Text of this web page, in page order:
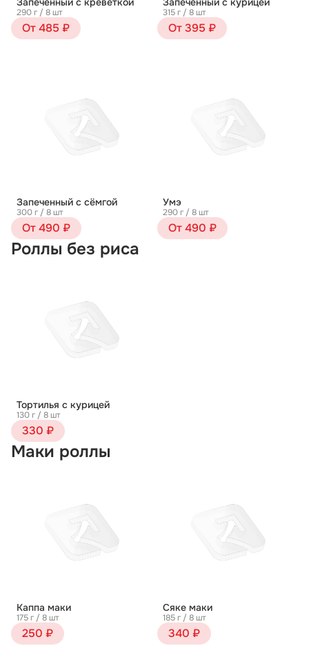
290 г / 8 шт
От 485 ₽
315 г / 8 шт
От 395 ₽
Запеченный с сёмгой
300 г / 8 шт
От 490 ₽
Умэ
290 г / 8 шт
От 490 ₽
Роллы без риса
Тортилья с курицей
130 г / 8 шт
330 ₽
Маки роллы
Каппа маки
175 г / 8 шт
250 ₽
Сяке маки
185 г / 8 шт
340 ₽